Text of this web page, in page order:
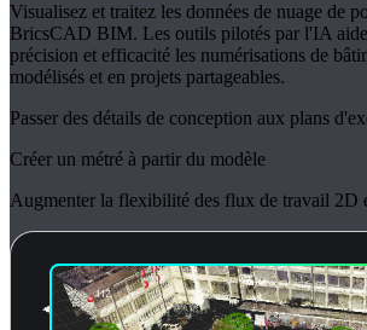
Visualisez et traitez les données de nuage de
BricsCAD BIM. Les outils pilotés par l'IA
précision et efficacité les numérisations de
modélisés et en projets partageables.
Passer des détails de conception aux plans
Créer un métré à partir du modèle
Augmenter la flexibilité des flux de travail 2D